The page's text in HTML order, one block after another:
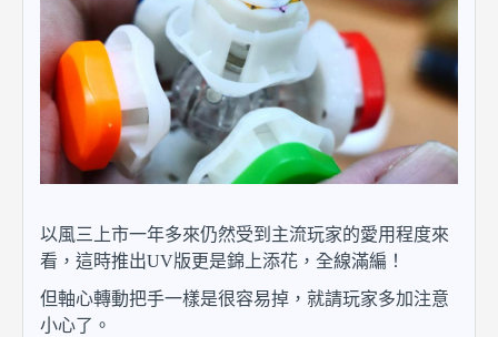
以風三上市一年多來仍然受到主流玩家的愛用程度來
看，這時推出UV版更是錦上添花，全線滿編！
但軸心轉動把手一樣是很容易掉，就請玩家多加注意
小心了。